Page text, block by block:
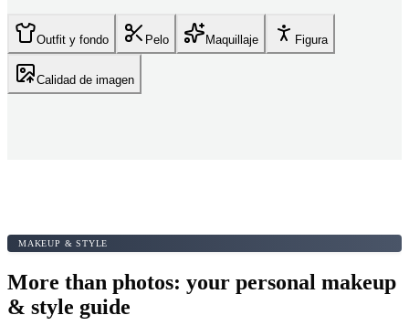
Outfit y fondo Pelo Maquillaje Figura
Calidad de imagen
MAKEUP & STYLE
More than photos: your personal makeup
& style guide